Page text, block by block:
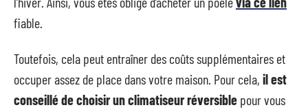
fiable.
Toutefois, cela peut entraîner des coûts supplémentaires et
occuper assez de place dans votre maison. Pour cela, il est
conseillé de choisir un climatiseur réversible pour vous